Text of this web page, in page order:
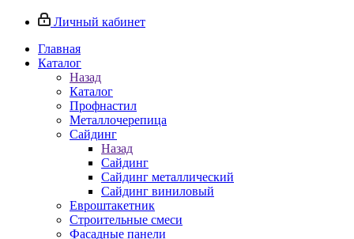
Личный кабинет
Главная
Каталог
Назад
Каталог
Профнастил
Металлочерепица
Сайдинг
Назад
Сайдинг
Сайдинг металлический
Сайдинг виниловый
Евроштакетник
Строительные смеси
Фасадные панели